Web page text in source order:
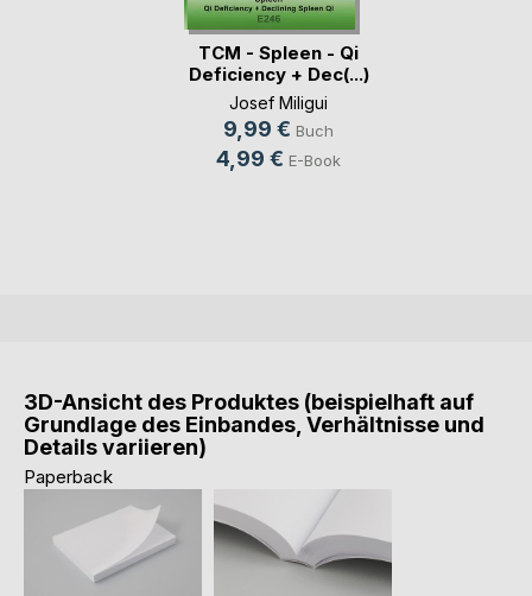
TCM - Spleen - Qi
Deficiency + Dec(...)
Josef Miligui
9,99 € Buch
4,99 € E-Book
3D-Ansicht des Produktes (beispielhaft auf
Grundlage des Einbandes, Verhältnisse und
Details variieren)
Paperback